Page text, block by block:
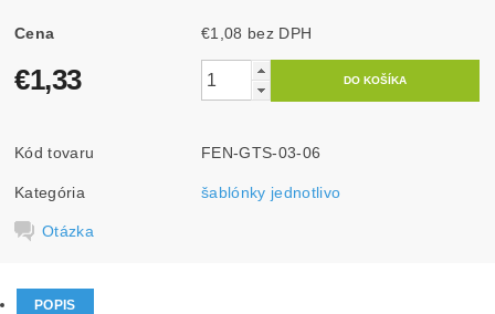
Cena €1,08 bez DPH
€1,33
Kód tovaru FEN-GTS-03-06
Kategória šablónky jednotlivo
Otázka
POPIS